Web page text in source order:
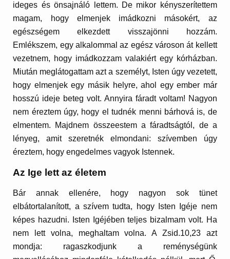
ideges és önsajnáló lettem. De mikor kényszerítettem
magam, hogy elmenjek imádkozni másokért, az
egészségem elkezdett visszajönni hozzám.
Emlékszem, egy alkalommal az egész városon át kellett
vezetnem, hogy imádkozzam valakiért egy kórházban.
Miután meglátogattam azt a személyt, Isten úgy vezetett,
hogy elmenjek egy másik helyre, ahol egy ember már
hosszú ideje beteg volt. Annyira fáradt voltam! Nagyon
nem éreztem úgy, hogy el tudnék menni bárhová is, de
elmentem. Majdnem összeestem a fáradtságtól, de a
lényeg, amit szeretnék elmondani: szívemben úgy
éreztem, hogy engedelmes vagyok Istennek.
Az Ige lett az életem
Bár annak ellenére, hogy nagyon sok tünet
elbátortalanított, a szívem tudta, hogy Isten Igéje nem
képes hazudni. Isten Igéjében teljes bizalmam volt. Ha
nem lett volna, meghaltam volna. A Zsid.10,23 azt
mondja: ragaszkodjunk a reménységünk